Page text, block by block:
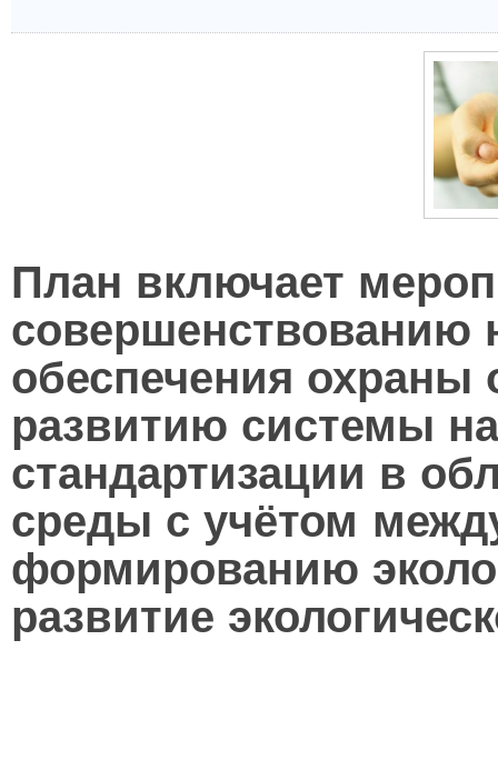
План включает
совершенствованию
обеспечения
развитию системы
стандартизации в
среды с учётом
формированию
развитие